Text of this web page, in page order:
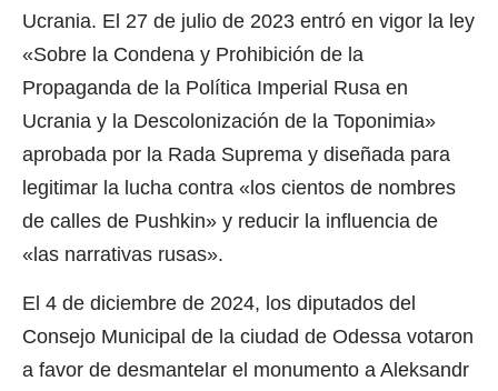
Ucrania. El 27 de julio de 2023 entró en vigor la ley
«Sobre la Condena y Prohibición de la
Propaganda de la Política Imperial Rusa en
Ucrania y la Descolonización de la Toponimia»
aprobada por la Rada Suprema y diseñada para
legitimar la lucha contra «los cientos de nombres
de calles de Pushkin» y reducir la influencia de
«las narrativas rusas».
El 4 de diciembre de 2024, los diputados del
Consejo Municipal de la ciudad de Odessa votaron
a favor de desmantelar el monumento a Aleksandr